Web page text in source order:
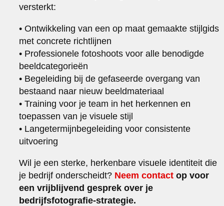
versterkt:
• Ontwikkeling van een op maat gemaakte stijlgids
met concrete richtlijnen
• Professionele fotoshoots voor alle benodigde
beeldcategorieën
• Begeleiding bij de gefaseerde overgang van
bestaand naar nieuw beeldmateriaal
• Training voor je team in het herkennen en
toepassen van je visuele stijl
• Langetermijnbegeleiding voor consistente
uitvoering
Wil je een sterke, herkenbare visuele identiteit die
je bedrijf onderscheidt? Neem contact op voor
een vrijblijvend gesprek over je
bedrijfsfotografie-strategie.